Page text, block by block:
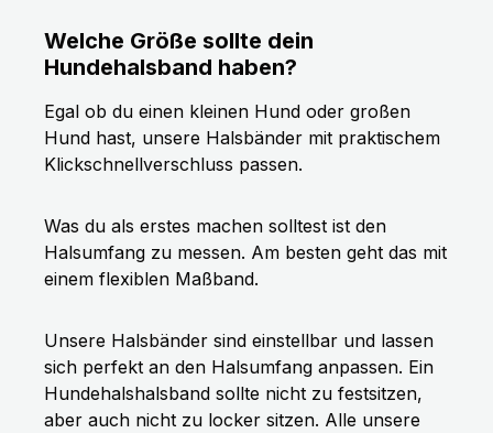
Welche Größe sollte dein
Hundehalsband haben?
Egal ob du einen kleinen Hund oder großen
Hund hast, unsere Halsbänder mit praktischem
Klickschnellverschluss passen.
Was du als erstes machen solltest ist den
Halsumfang zu messen. Am besten geht das mit
einem flexiblen Maßband.
Unsere Halsbänder sind einstellbar und lassen
sich perfekt an den Halsumfang anpassen. Ein
Hundehalshalsband sollte nicht zu festsitzen,
aber auch nicht zu locker sitzen. Alle unsere